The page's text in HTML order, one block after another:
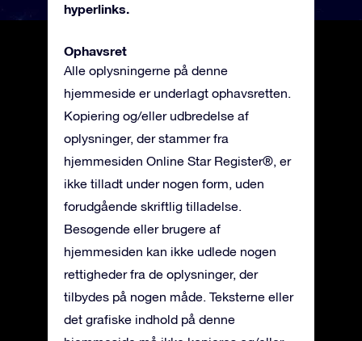
hyperlinks.
Ophavsret
Alle oplysningerne på denne
hjemmeside er underlagt ophavsretten.
Kopiering og/eller udbredelse af
oplysninger, der stammer fra
hjemmesiden Online Star Register®, er
ikke tilladt under nogen form, uden
forudgående skriftlig tilladelse.
Besøgende eller brugere af
hjemmesiden kan ikke udlede nogen
rettigheder fra de oplysninger, der
tilbydes på nogen måde. Teksterne eller
det grafiske indhold på denne